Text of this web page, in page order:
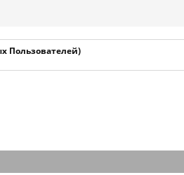
Пользователей)